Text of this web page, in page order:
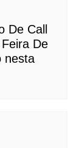
De Call
De
nesta